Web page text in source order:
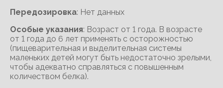
Передозировка: Нет данных
Особые указания: Возраст от 1 года. В возрасте
от 1 года до 6 лет применять с осторожностью
(пищеварительная и выделительная системы
маленьких детей могут быть недостаточно зрелыми,
чтобы адекватно справляться с повышенным
количеством белка).